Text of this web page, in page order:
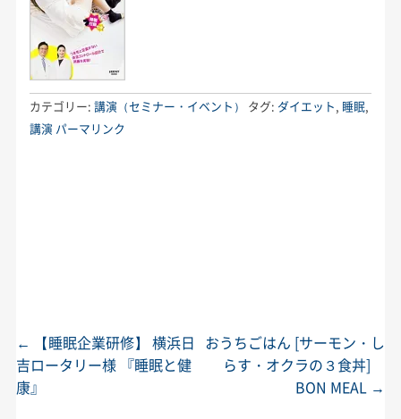
カテゴリー: 講演（セミナー・イベント） タグ: ダイエット, 睡眠,
講演 パーマリンク
投稿ナビゲーション
←
【睡眠企業研修】 横浜日
吉ロータリー様 『睡眠と健
康』
おうちごはん [サーモン・し
らす・オクラの３食丼]
BON MEAL →